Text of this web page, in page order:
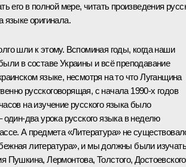
его в полной мере, читать произведения
языке оригинала.
шли к этому. Вспоминая годы, когда наши
в составе Украины и всё преподавание
языке, несмотря на то что Луганщина
русскоговорящая, с начала 1990-х годов
на изучение русского языка было
один-два урока русского языка в неделю
А предмета «Литература» не
литература», и мы должны были изучать
Пушкина, Лермонтова, Толстого, Достоевского